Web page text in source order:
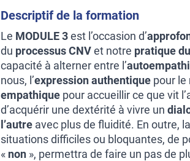
Descriptif de la formation
Le MODULE 3est l’occasion d’
du processus CNVet notre pratique
capacité à alterner entre l’
nous, l’expression authentique pour le
empathique pour accueillir ce que vit
d’acquérir une dextérité à vivre un
l’autre avec plus de fluidité. En outre,
situations difficiles ou bloquantes, de
« non », permettra de faire un pas de